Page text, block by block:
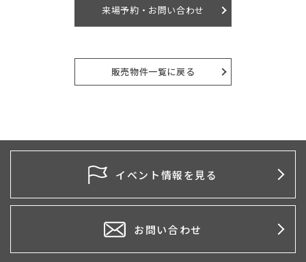
来場予約・お問い合わせ
販売物件一覧に戻る
イベント情報を見る
お問い合わせ